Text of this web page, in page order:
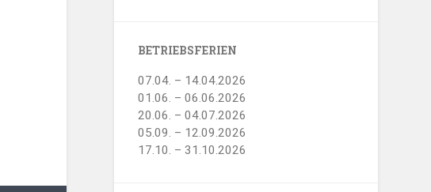
BETRIEBSFERIEN
07.04. – 14.04.2026
01.06. – 06.06.2026
20.06. – 04.07.2026
05.09. – 12.09.2026
17.10. – 31.10.2026